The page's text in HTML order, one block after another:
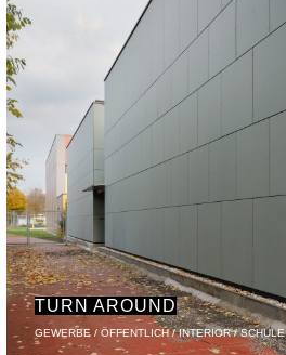
TURN AROUND
GEWERBE / ÖFFENTLICH / INTERIOR / SCHULE